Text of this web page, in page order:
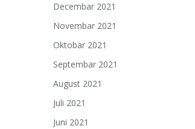
Decembar 2021
Novembar 2021
Oktobar 2021
Septembar 2021
August 2021
Juli 2021
Juni 2021